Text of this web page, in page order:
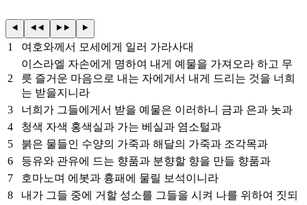
1 여호와께서 모세에게 일러 가라사대
2
이스라엘 자손에게 명하여 내게 예물을 가져오라 하고 무
릇 즐거운 마음으로 내는 자에게서 내게 드리는 것을 너희
는 받을지니라
3
너희가 그들에게서 받을 예물은 이러하니 금과 은과 놋과
4
청색 자색 홍색실과 가는 베실과 염소털과
5
붉은 물들인 수양의 가죽과 해달의 가죽과 조각목과
6
등유와 관유에 드는 향품과 분향할 향을 만들 향품과
7
호마노며 에봇과 흉패에 물릴 보석이니라
8
내가 그들 중에 거할 성소를 그들을 시켜 나를 위하여 짓되